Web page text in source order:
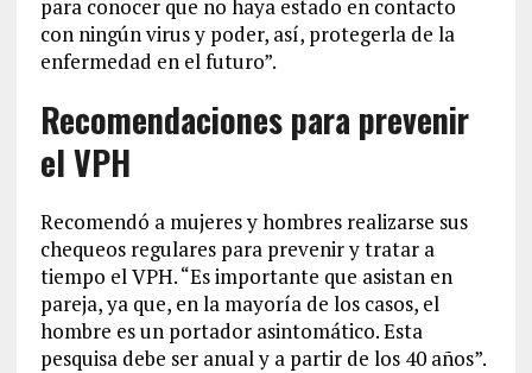
para conocer que no haya estado en contacto
con ningún virus y poder, así, protegerla de la
enfermedad en el futuro”.
Recomendaciones para prevenir
el VPH
Recomendó a mujeres y hombres realizarse sus
chequeos regulares para prevenir y tratar a
tiempo el VPH. “Es importante que asistan en
pareja, ya que, en la mayoría de los casos, el
hombre es un portador asintomático. Esta
pesquisa debe ser anual y a partir de los 40 años”.